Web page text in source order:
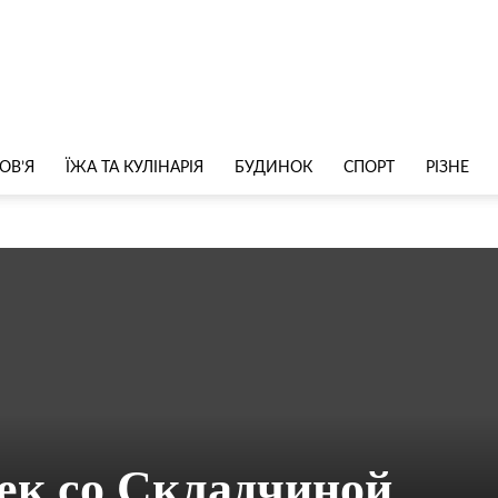
ЇЖА ТА КУЛІНАРІЯ БУДИНОК СПОРТ РІЗНЕ